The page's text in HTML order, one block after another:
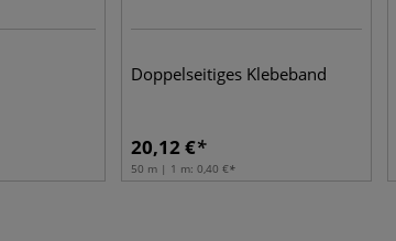
Doppelseitiges Klebeband
20,12 €
50 m | 1 m: 0,40 €